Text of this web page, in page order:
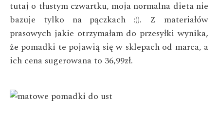
tutaj o tłustym czwartku, moja normalna dieta nie
bazuje tylko na pączkach :)). Z materiałów
prasowych jakie otrzymałam do przesyłki wynika,
że pomadki te pojawią się w sklepach od marca, a
ich cena sugerowana to 36,99zł.